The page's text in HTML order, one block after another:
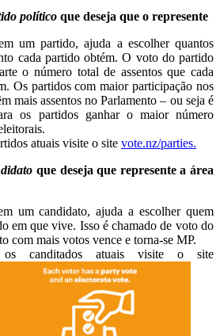
político que deseja que o represente
um partido, ajuda a escolher quantos
cada partido obtém. O voto do partido
o número total de assentos que cada
Os partidos com maior participação nos
mais assentos no Parlamento – ou seja é
os partidos ganhar o maior número
atuais visite o site vote.nz/parties.
que deseja que represente a área
um candidato, ajuda a escolher quem
em que vive. Isso é chamado de voto do
com mais votos vence e torna-se MP.
canditados atuais visite o site